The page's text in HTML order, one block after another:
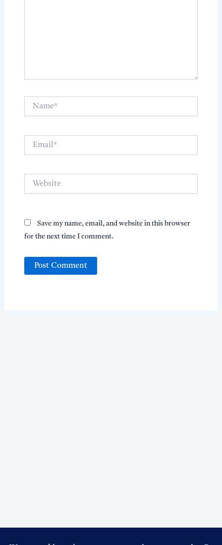
Website
Save my name, email, and website in this browser
for the next time I comment.